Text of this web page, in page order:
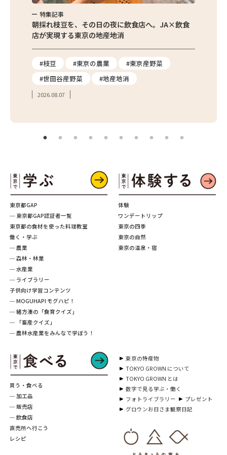
特集記事
朝採れ枝豆を、その日の夜に飲食店へ。JA×飲食
店が実現する東京の地産地消
#枝豆 #東京の農業
#東京産野菜
#世田谷産野菜
#地産地消
2026.08.07
東京都GAP
─ 東京都GAP認証者一覧
東京都の食材を使った料理教室
働く・学ぶ
─ 農業
─ 森林・林業
─ 水産業
─ ライブラリー
子供向け学習コンテンツ
─ MOGUHAPI モグハピ！
─ 緒方湊の「食育クイズ」
─ 「畜産クイズ」
─ 農林水産業をみんなで学ぼう！
買う・食べる
─ 加工品
─ 販売店
─ 飲食店
直売所へ行こう
レシピ
体験
ワンデートリップ
東京の四季
東京の自然
東京の温泉・宿
東京の特産物
TOKYO GROWN について
TOKYO GROWN とは
数字で見る学ぶ・働く
フォトライブラリー
プレゼント
グロウンお日さま観察日記